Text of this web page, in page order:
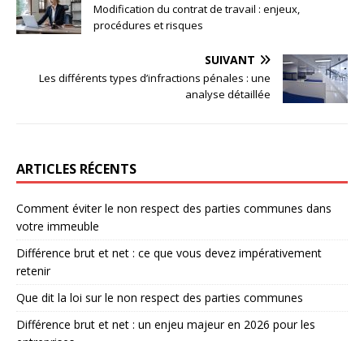
Modification du contrat de travail : enjeux,
procédures et risques
SUIVANT
Les différents types d’infractions pénales : une
analyse détaillée
ARTICLES RÉCENTS
Comment éviter le non respect des parties communes dans
votre immeuble
Différence brut et net : ce que vous devez impérativement
retenir
Que dit la loi sur le non respect des parties communes
Différence brut et net : un enjeu majeur en 2026 pour les